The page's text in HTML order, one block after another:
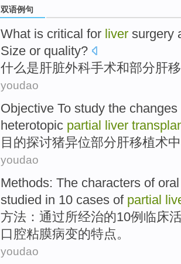
双语例句
What is critical for liver surgery
Size or quality?
什么是肝脏外科手术和部分肝
youdao
Objective To study the changes
heterotopic partial liver
目的探讨猪异位部分肝移植术中
youdao
Methods: The characters of
studied in 10 cases of partial
方法 ： 通过所经治的10例 临床
口腔粘膜病变的特点。
youdao